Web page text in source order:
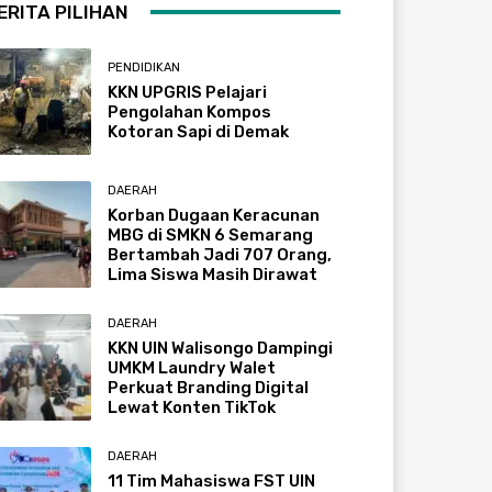
PILIHAN
PENDIDIKAN
KKN UPGRIS Pelajari
Pengolahan Kompos
Kotoran Sapi di Demak
DAERAH
Korban Dugaan Keracunan
MBG di SMKN 6 Semarang
Bertambah Jadi 707 Orang,
Lima Siswa Masih Dirawat
DAERAH
KKN UIN Walisongo Dampingi
UMKM Laundry Walet
Perkuat Branding Digital
Lewat Konten TikTok
DAERAH
11 Tim Mahasiswa FST UIN